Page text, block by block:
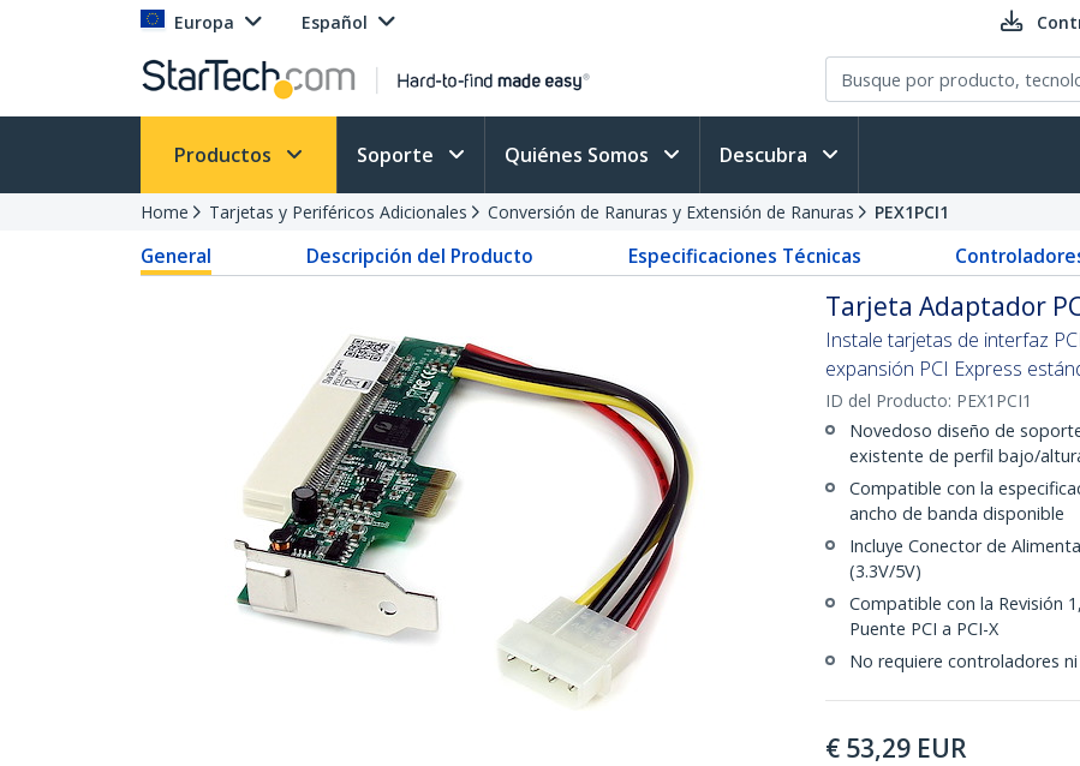
Europa Español
Productos Soporte Quiénes Somos Descubra
Home Tarjetas y Periféricos Adicionales Conversión de Ranuras y Extensión de Ranuras PEX1PCI1
General Descripción del Producto Especificaciones Técnicas
Tarjeta Adaptador
Instale tarjetas de interfaz
expansión PCI Express
ID del Producto: PEX1PCI1
Novedoso diseño de
existente de perfil bajo/
Compatible con la
ancho de banda disponible
Incluye Conector de
(3.3V/5V)
Compatible con la Revisión
Puente PCI a PCI-X
No requiere controladores
€ 53,29 EUR